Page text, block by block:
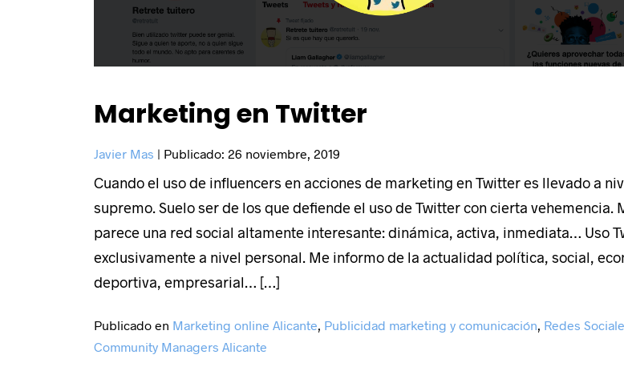
Marketing en Twitter
Javier Mas | Publicado: 26 noviembre, 2019
Cuando el uso de influencers en acciones de marketing en Twitter es llevado a
supremo. Suelo ser de los que defiende el uso de Twitter con cierta vehemencia.
parece una red social altamente interesante: dinámica, activa, inmediata… Uso
exclusivamente a nivel personal. Me informo de la actualidad política, social,
deportiva, empresarial… […]
Publicado en Marketing online Alicante, Publicidad marketing y comunicación, Redes
Community Managers Alicante
Contacta con nuestra
agencia consultora
de marketing online
Edificio Panoramis Life & Business
03003